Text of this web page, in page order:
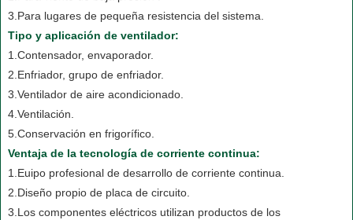
3.Para lugares de pequeña resistencia del sistema.
Tipo y aplicación de ventilador:
1.Contensador, envaporador.
2.Enfriador, grupo de enfriador.
3.Ventilador de aire acondicionado.
4.Ventilación.
5.Conservación en frigorífico.
Ventaja de la tecnología de corriente continua:
1.Euipo profesional de desarrollo de corriente continua.
2.Diseño propio de placa de circuito.
3.Los componentes eléctricos utilizan productos de los